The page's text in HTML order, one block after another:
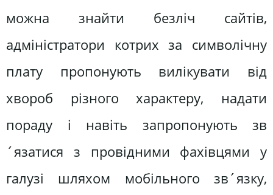
можна знайти безліч сайтів,
адміністратори котрих за символічну
плату пропонують вилікувати від
хвороб різного характеру, надати
пораду і навіть запропонують зв
´язатися з провідними фахівцями у
галузі шляхом мобільного зв´язку,